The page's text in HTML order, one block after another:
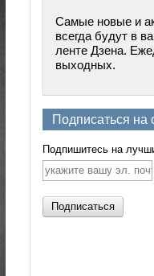
Самые новые и
всегда будут в
ленте Дзена.
выходных.
Подписаться на
Подпишитесь на